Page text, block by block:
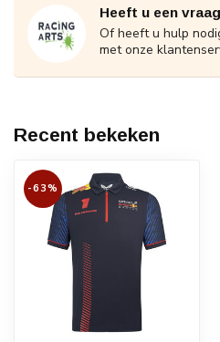
Heeft u een
Of heeft u hulp
met onze
Recent bekeken
-63%